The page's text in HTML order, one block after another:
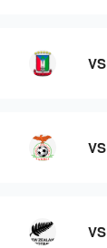
VS
VS
VS